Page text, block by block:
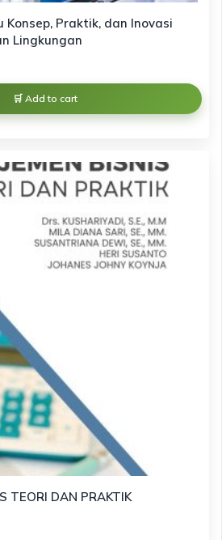
Praktik, dan Inovasi
Lingkungan
Add to cart
TEORI DAN PRAKTIK